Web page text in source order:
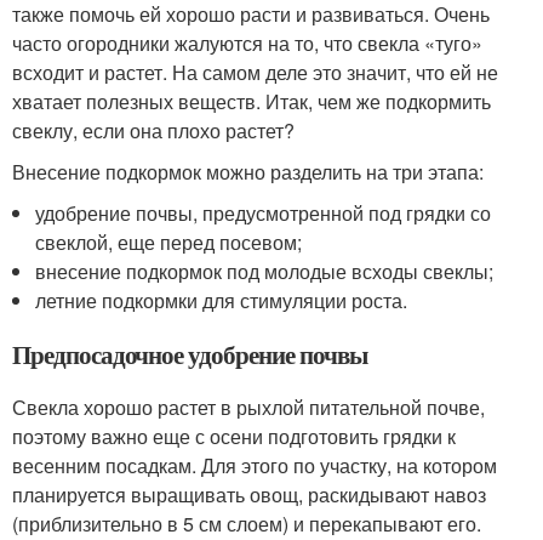
также помочь ей хорошо расти и развиваться. Очень
часто огородники жалуются на то, что свекла «туго»
всходит и растет. На самом деле это значит, что ей не
хватает полезных веществ. Итак, чем же подкормить
свеклу, если она плохо растет?
Внесение подкормок можно разделить на три этапа:
удобрение почвы, предусмотренной под грядки со
свеклой, еще перед посевом;
внесение подкормок под молодые всходы свеклы;
летние подкормки для стимуляции роста.
Предпосадочное удобрение почвы
Свекла хорошо растет в рыхлой питательной почве,
поэтому важно еще с осени подготовить грядки к
весенним посадкам. Для этого по участку, на котором
планируется выращивать овощ, раскидывают навоз
(приблизительно в 5 см слоем) и перекапывают его.